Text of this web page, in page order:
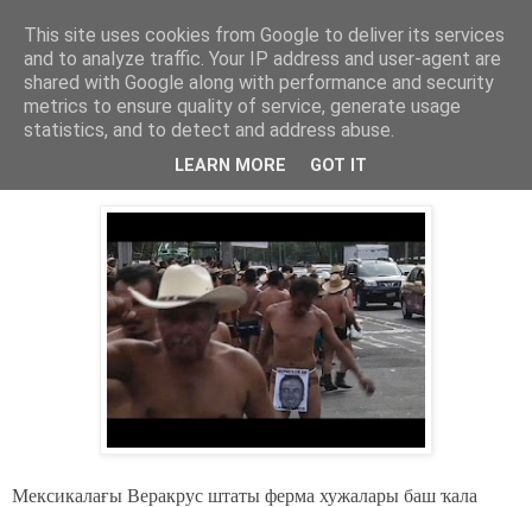
Хәбәрҙәр
среда, 26 ноября 2014 г.
Мексика: шәрәләр манифестацияһы.
Мексикалағы Веракрус штаты ферма хужалары баш ҡала
This site uses cookies from Google to deliver its services
and to analyze traffic. Your IP address and user-agent are
shared with Google along with performance and security
metrics to ensure quality of service, generate usage
statistics, and to detect and address abuse.
LEARN MORE GOT IT